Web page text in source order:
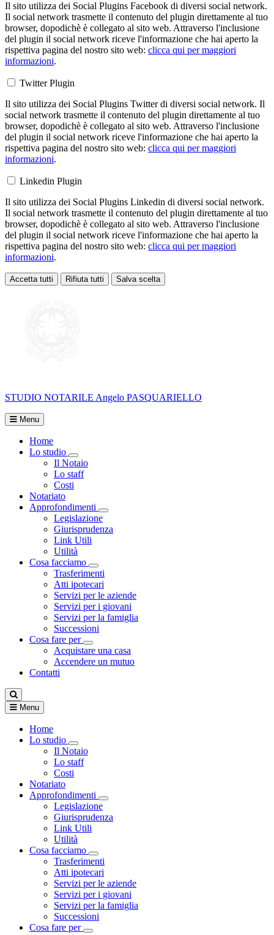
Il sito utilizza dei Social Plugins Facebook di diversi social network.
Il social network trasmette il contenuto del plugin direttamente al tuo
browser, dopodichè è collegato al sito web. Attraverso l'inclusione
del plugin il social network riceve l'informazione che hai aperto la
rispettiva pagina del nostro sito web: clicca qui per maggiori
informazioni.
Twitter Plugin
Il sito utilizza dei Social Plugins Twitter di diversi social network. Il
social network trasmette il contenuto del plugin direttamente al tuo
browser, dopodichè è collegato al sito web. Attraverso l'inclusione
del plugin il social network riceve l'informazione che hai aperto la
rispettiva pagina del nostro sito web: clicca qui per maggiori
informazioni.
Linkedin Plugin
Il sito utilizza dei Social Plugins Linkedin di diversi social network.
Il social network trasmette il contenuto del plugin direttamente al tuo
browser, dopodichè è collegato al sito web. Attraverso l'inclusione
del plugin il social network riceve l'informazione che hai aperto la
rispettiva pagina del nostro sito web: clicca qui per maggiori
informazioni.
Accetta tutti Rifiuta tutti Salva scelta
STUDIO NOTARILE Angelo PASQUARIELLO
Menu
Home
Lo studio
Visualizza menù di secondo livello
Il Notaio
Lo staff
Costi
Notariato
Approfondimenti
Visualizza menù di secondo livello
Legislazione
Giurisprudenza
Link Utili
Utilità
Cosa facciamo
Visualizza menù di secondo livello
Trasferimenti
Atti ipotecari
Servizi per le aziende
Servizi per i giovani
Servizi per la famiglia
Successioni
Cosa fare per
Visualizza menù di secondo livello
Acquistare una casa
Accendere un mutuo
Contatti
Menu
Home
Lo studio
Visualizza menù di secondo livello
Il Notaio
Lo staff
Costi
Notariato
Approfondimenti
Visualizza menù di secondo livello
Legislazione
Giurisprudenza
Link Utili
Utilità
Cosa facciamo
Visualizza menù di secondo livello
Trasferimenti
Atti ipotecari
Servizi per le aziende
Servizi per i giovani
Servizi per la famiglia
Successioni
Cosa fare per